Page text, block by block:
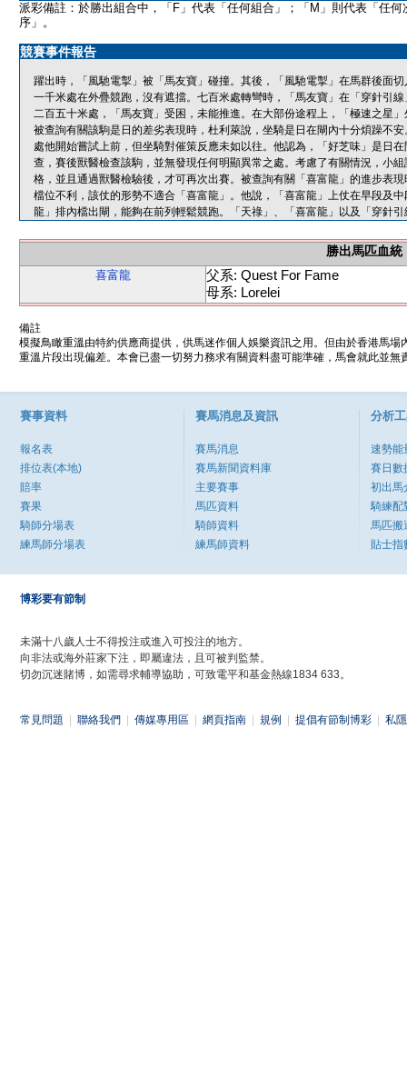
派彩備註：於勝出組合中，「F」代表「任何組合」；「M」則代表「任何
序」。
競賽事件報告
躍出時，「風馳電掣」被「馬友寶」碰撞。其後，「風馳電掣」在馬群後面
一千米處在外疊競跑，沒有遮擋。七百米處轉彎時，「馬友寶」在「穿針引
二百五十米處，「馬友寶」受困，未能推進。在大部份途程上，「極速之星
被查詢有關該駒是日的差劣表現時，杜利萊說，坐騎是日在閘內十分煩躁不
處他開始嘗試上前，但坐騎對催策反應未如以往。他認為，「好芝味」是日
查，賽後獸醫檢查該駒，並無發現任何明顯異常之處。考慮了有關情況，小
格，並且通過獸醫檢驗後，才可再次出賽。被查詢有關「喜富龍」的進步表
檔位不利，該仗的形勢不適合「喜富龍」。他說，「喜富龍」上仗在早段及
龍」排內檔出閘，能夠在前列輕鬆競跑。「天祿」、「喜富龍」以及「穿針
勝出馬匹血統
喜富龍
父系: Quest For Fame
母系: Lorelei
備註
模擬鳥瞰重溫由特約供應商提供，供馬迷作個人娛樂資訊之用。但由於香港馬
重溫片段出現偏差。本會已盡一切努力務求有關資料盡可能準確，馬會就此並
賽事資料
報名表
排位表(本地)
賠率
賽果
騎師分場表
練馬師分場表
賽馬消息及資訊
賽馬消息
賽馬新聞資料庫
主要賽事
馬匹資料
騎師資料
練馬師資料
分析
速勢能
賽日數
初出馬
騎練配
馬匹搬
貼士指
博彩要有節制
未滿十八歲人士不得投注或進入可投注的地方。
向非法或海外莊家下注，即屬違法，且可被判監禁。
切勿沉迷賭博，如需尋求輔導協助，可致電平和基金熱線1834 633。
常見問題 聯絡我們 傳媒專用區 網頁指南 規例 提倡有節制博彩 私